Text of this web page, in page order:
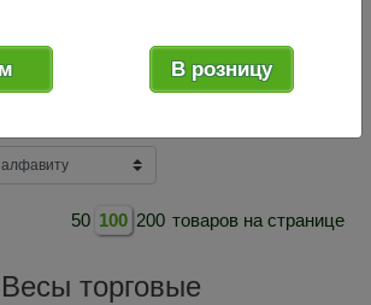
продаже 2 товара
50 100 200 товаров на странице
Весы торговые
В розницу